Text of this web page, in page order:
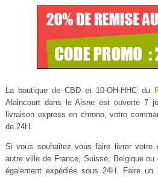
La boutique de CBD et 10-OH-HHC du
Alaincourt dans le Aisne est ouverte 7
livraison express en chrono, votre
de 24H.
Si vous souhaitez vous faire livrer votre
autre ville de France, Suisse, Belgique
également expédiée sous 24H. Faire